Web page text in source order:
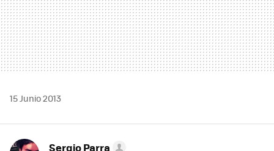
15 Junio 2013
Sergio Parra